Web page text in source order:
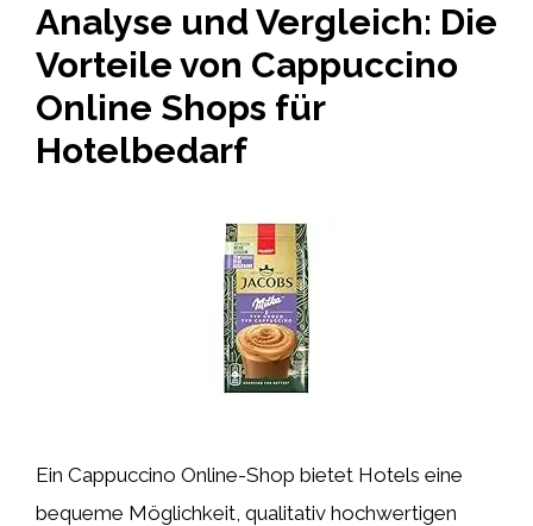
Analyse und Vergleich: Die
Vorteile von Cappuccino
Online Shops für
Hotelbedarf
Ein Cappuccino Online-Shop bietet Hotels eine
bequeme Möglichkeit, qualitativ hochwertigen